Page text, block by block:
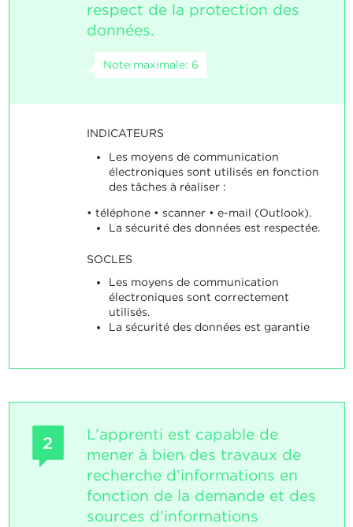
respect de la protection des
données.
Note maximale: 6
INDICATEURS
Les moyens de communication
électroniques sont utilisés en fonction
des tâches à réaliser :
• téléphone • scanner • e-mail (Outlook).
La sécurité des données est respectée.
SOCLES
Les moyens de communication
électroniques sont correctement
utilisés.
La sécurité des données est garantie
2
L’apprenti est capable de
mener à bien des travaux de
recherche d’informations en
fonction de la demande et des
sources d’informations